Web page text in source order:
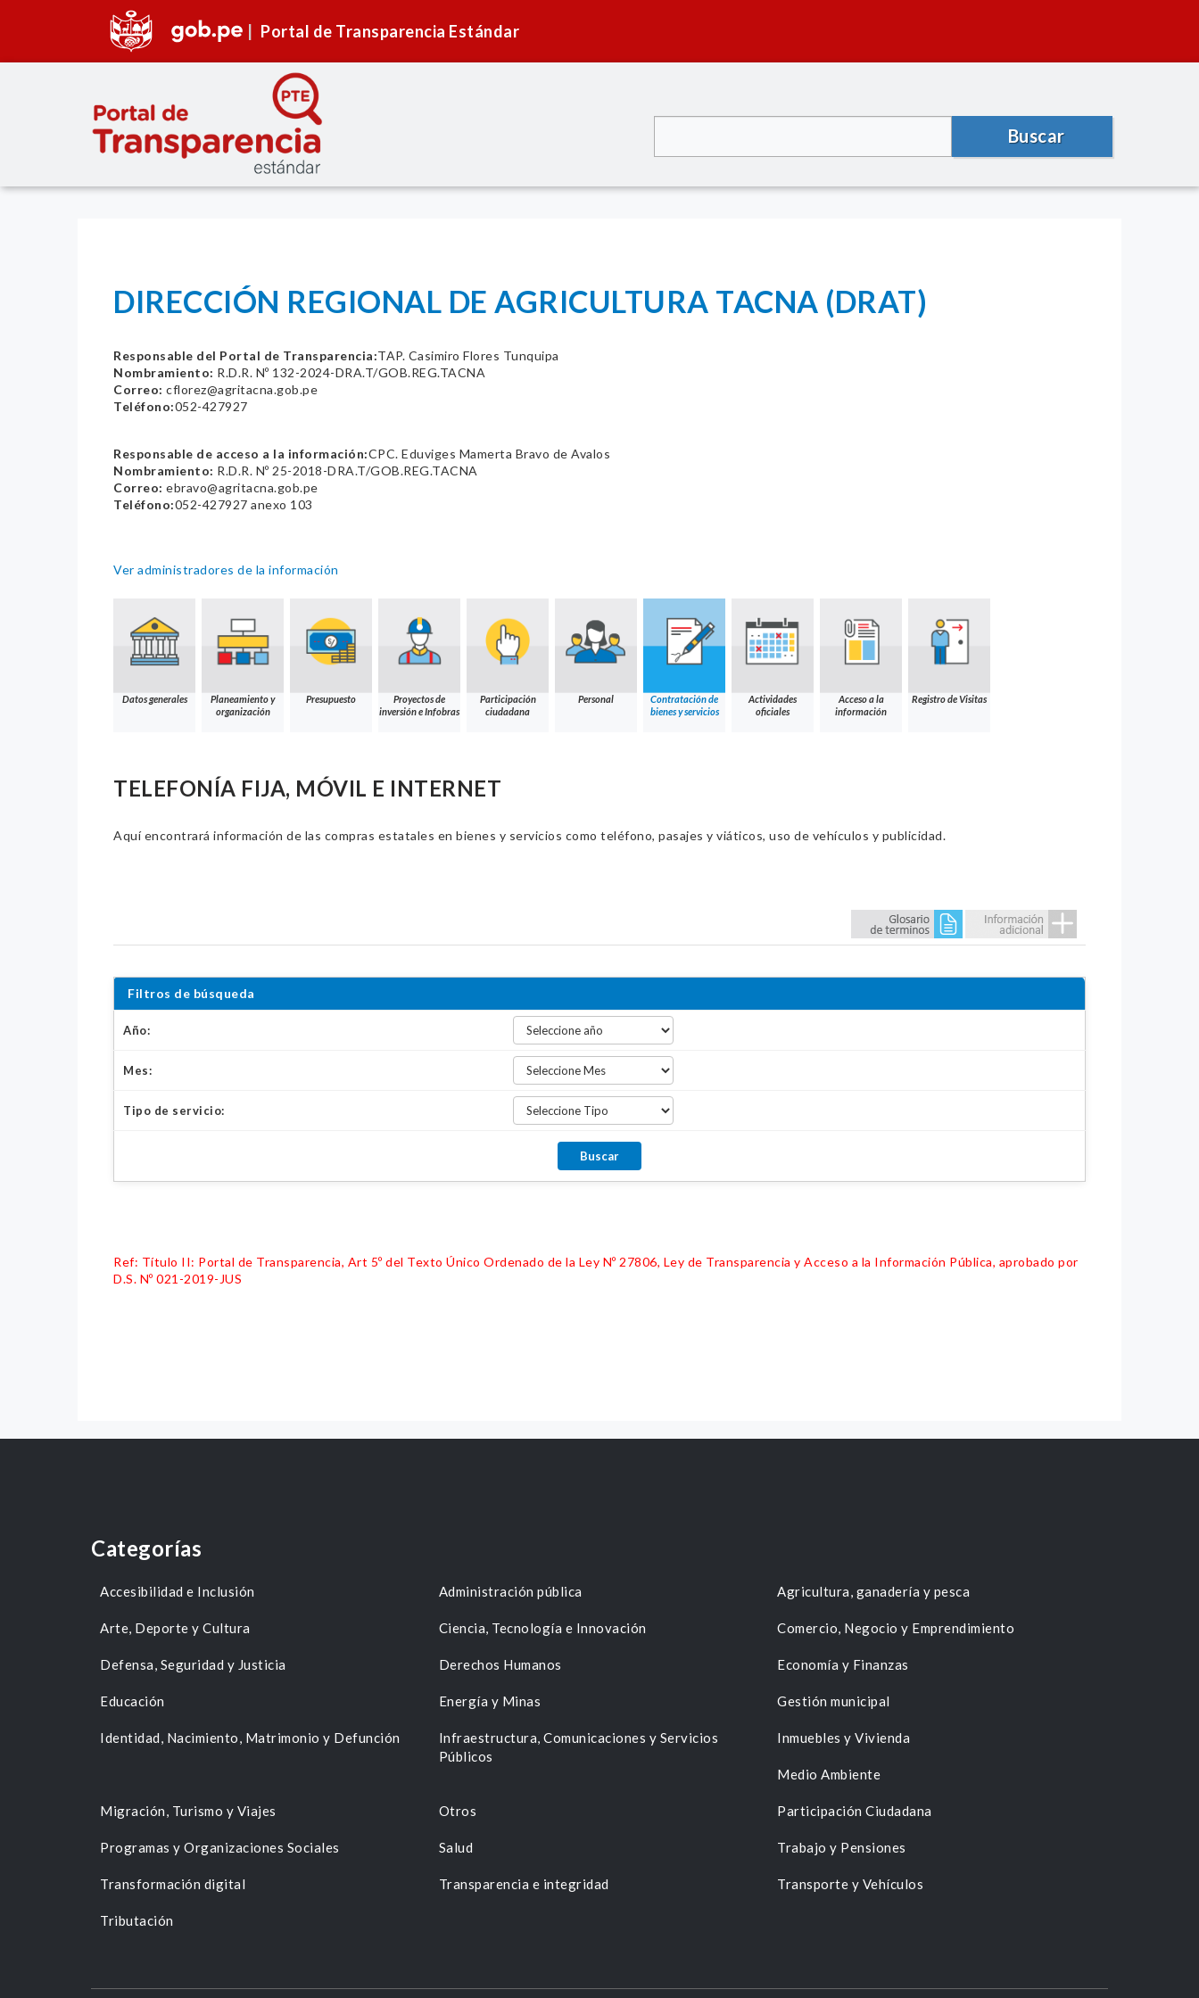
Portal de Transparencia Estándar
Buscar
DIRECCIÓN REGIONAL DE AGRICULTURA TACNA (DRAT)
Responsable del Portal de Transparencia:TAP. Casimiro Flores Tunquipa
Nombramiento: R.D.R. Nº 132-2024-DRA.T/GOB.REG.TACNA
Correo: cflorez@agritacna.gob.pe
Teléfono:052-427927
Responsable de acceso a la información:CPC. Eduviges Mamerta Bravo de Avalos
Nombramiento: R.D.R. Nº 25-2018-DRA.T/GOB.REG.TACNA
Correo: ebravo@agritacna.gob.pe
Teléfono:052-427927 anexo 103
Ver administradores de la información
Datos generales
Planeamiento y
organización
Presupuesto
Proyectos de
inversión e Infobras
Participación
ciudadana
Personal
Contratación de
bienes y servicios
Actividades
oficiales
Acceso a la
información
Registro de Visitas
TELEFONÍA FIJA, MÓVIL E INTERNET
Aquí encontrará información de las compras estatales en bienes y servicios como teléfono, pasajes y viáticos, uso de vehículos y publicidad.
Filtros de búsqueda
Año:
Mes:
Tipo de servicio:
Ref: Título II: Portal de Transparencia, Art 5º del Texto Único Ordenado de la Ley Nº 27806, Ley de Transparencia y Acceso a la Información Pública, aprobado por
D.S. Nº 021-2019-JUS
Categorías
Accesibilidad e Inclusión Administración pública Agricultura, ganadería y pesca
Arte, Deporte y Cultura Ciencia, Tecnología e Innovación Comercio, Negocio y Emprendimiento
Defensa, Seguridad y Justicia Derechos Humanos Economía y Finanzas
Educación Energía y Minas Gestión municipal
Identidad, Nacimiento, Matrimonio y Defunción
Infraestructura, Comunicaciones y Servicios
Públicos
Inmuebles y Vivienda
Medio Ambiente
Migración, Turismo y Viajes Otros Participación Ciudadana
Programas y Organizaciones Sociales Salud Trabajo y Pensiones
Transformación digital Transparencia e integridad Transporte y Vehículos
Tributación